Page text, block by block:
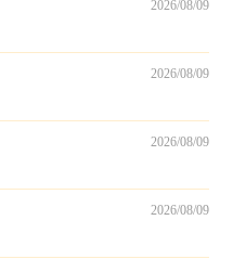
2026/08/09
2026/08/09
2026/08/09
2026/08/09